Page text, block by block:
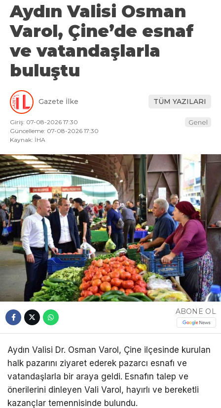
Aydın Valisi Osman
Varol, Çine’de esnaf
ve vatandaşlarla
buluştu
Gazete İlke TÜM YAZILARI
Giriş: 07-08-2026 17:30
Güncelleme: 07-08-2026 17:30
Kaynak: İHA
Genel
ABONE OL
Aydın Valisi Dr. Osman Varol, Çine ilçesinde kurulan
halk pazarını ziyaret ederek pazarcı esnafı ve
vatandaşlarla bir araya geldi. Esnafın talep ve
önerilerini dinleyen Vali Varol, hayırlı ve bereketli
kazançlar temennisinde bulundu.